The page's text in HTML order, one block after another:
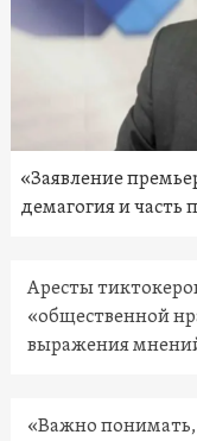
«Заявление
демагогия и
Аресты
«общественной
выражения
«Важно понимать,